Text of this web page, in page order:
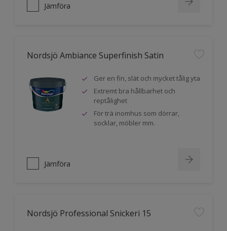
Jämföra
Nordsjö Ambiance Superfinish Satin
Ger en fin, slät och mycket tålig yta
Extremt bra hållbarhet och
reptålighet
För trä inomhus som dörrar,
socklar, möbler mm.
Jämföra
Nordsjö Professional Snickeri 15